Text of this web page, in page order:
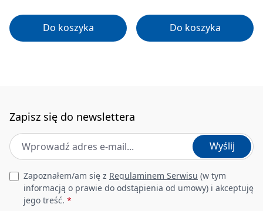
Do koszyka Do koszyka
Zapisz się do newslettera
Adres e-mail *
Wyślij
Leave this field empty
Zapoznałem/am się z Regulaminem Serwisu (w tym
informacją o prawie do odstąpienia od umowy) i akceptuję
jego treść. *